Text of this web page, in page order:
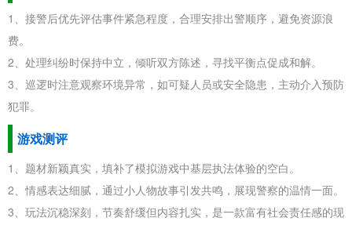
1、接警后优先评估事件紧急程度，合理安排出警顺序，避免资源浪
费。
2、处理纠纷时保持中立，倾听双方陈述，寻找平衡点促成和解。
3、巡逻时注意观察环境异常，如可疑人员或安全隐患，主动介入预防
犯罪。
游戏测评
1、题材新颖真实，填补了模拟游戏中基层执法体验的空白。
2、情感表达细腻，通过小人物故事引发共鸣，展现警察的温情一面。
3、玩法沉稳深刻，节奏舒缓但内容扎实，是一款富有社会责任感的现